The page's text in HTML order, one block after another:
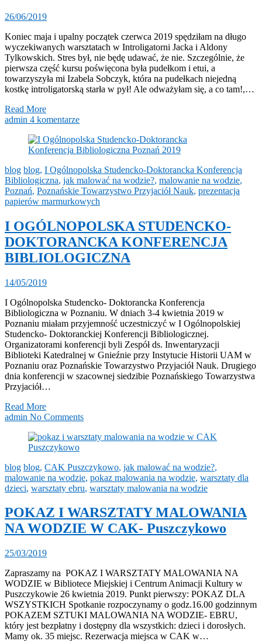
26/06/2019
Koniec maja i upalny początek czerwca 2019 spędziłam na długo
wyczekiwanych warsztatach w Introligatorni Jacka i Aldony
Tylkowskich. Stres był, nie będę udawać, że nie. Szczególnie, że
pierwsza część kursu poświęcona była pudełkom i etui, a
towarzyszyła mi Izabela Sobczyk, która na pudełkach niejedną
kostkę introligatorską starła w pył! Ale odważyłam się, a co tam!,…
Read More
admin 4 komentarze
blog blog, I Ogólnopolska Studencko-Doktorancka Konferencja
Bibliologiczna, jak malować na wodzie?, malowanie na wodzie,
Poznań, Poznańskie Towarzystwo Przyjaciół Nauk, prezentacja
papierów marmurkowych
I OGÓLNOPOLSKA STUDENCKO-
DOKTORANCKA KONFERENCJA
BIBLIOLOGICZNA
14/05/2019
I Ogólnopolska Studencko- Doktorancka Konferencja
Bibliologiczna w Poznaniu. W dniach 3-4 kwietnia 2019 w
Poznaniu miałam przyjemność uczestniczyć w I Ogólnopolskiej
Studencko- Doktoranckiej Konferencji Bibliologicznej.
Organizatorami konferencji byli Zespół ds. Inwentaryzacji
Biblioteki Katedralnej w Gnieźnie przy Instytucie Historii UAM w
Poznaniu oraz Poznańskie Towarzystwo Przyjaciół Nauk. Drugiego
dnia konferencji w szacownej siedzibie Poznańskiego Towarzystwa
Przyjaciół…
Read More
admin No Comments
blog blog, CAK Puszczykowo, jak malować na wodzie?,
malowanie na wodzie, pokaz malowania na wodzie, warsztaty dla
dzieci, warsztaty ebru, warsztaty malowania na wodzie
POKAZ I WARSZTATY MALOWANIA
NA WODZIE W CAK- Puszczykowo
25/03/2019
Zapraszamy na POKAZ I WARSZTATY MALOWANIA NA
WODZIE w Bibliotece Miejskiej i Centrum Animacji Kultury w
Puszczykowie 26 kwietnia 2019. Punkt pierwszy: POKAZ DLA
WSZYSTKICH Spotkanie rozpoczynamy o godz.16.00 godzinnym
POKAZEM SZTUKI MALOWANIA NA WODZIE- EBRU,
który jest bezpłatny i dostępny dla wszystkich: dzieci i dorosłych.
Mamy ok. 35 miejsc. Rezerwacja miejsca w CAK w…